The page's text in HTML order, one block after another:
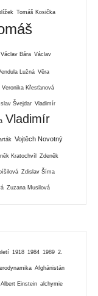
Tomáš Kosička
Václav Bára Václav
Lužná Věra
Veronika Křesťanová
Švejdar Vladimír
Vladimír
Vojtěch Novotný
Kratochvíl Zdeněk
Zdislav Šíma
Zuzana Musilová
1918 1984 1989 2.
Afghánistán
Albert Einstein alchymie